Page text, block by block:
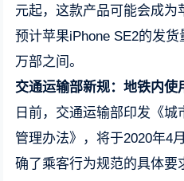
元起，这款产品可能会成为
预计苹果iPhone SE2的发
万部之间。
交通运输部新规：地铁内使
日前，交通运输部印发《
管理办法》，将于2020年4
确了乘客行为规范的具体要